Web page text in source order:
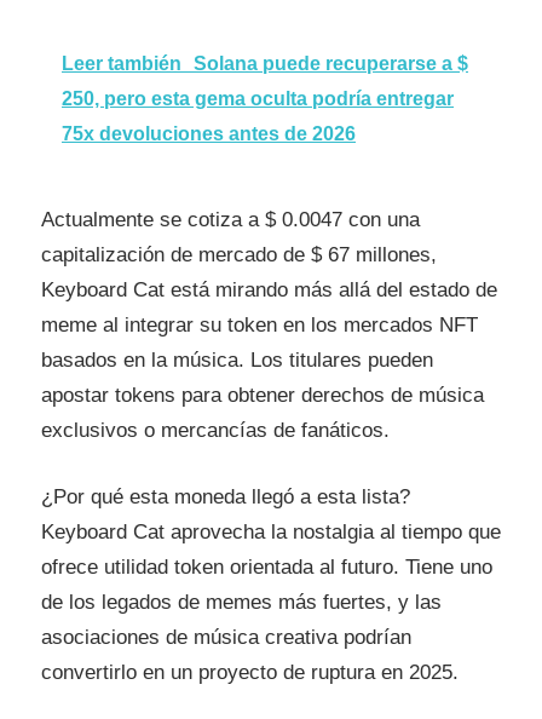
Leer también
Solana puede recuperarse a $
250, pero esta gema oculta podría entregar
75x devoluciones antes de 2026
Actualmente se cotiza a $ 0.0047 con una
capitalización de mercado de $ 67 millones,
Keyboard Cat está mirando más allá del estado de
meme al integrar su token en los mercados NFT
basados en la música. Los titulares pueden
apostar tokens para obtener derechos de música
exclusivos o mercancías de fanáticos.
¿Por qué esta moneda llegó a esta lista?
Keyboard Cat aprovecha la nostalgia al tiempo que
ofrece utilidad token orientada al futuro. Tiene uno
de los legados de memes más fuertes, y las
asociaciones de música creativa podrían
convertirlo en un proyecto de ruptura en 2025.